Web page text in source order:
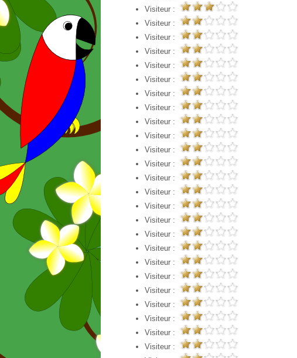
Visiteur :
Visiteur :
Visiteur :
Visiteur :
Visiteur :
Visiteur :
Visiteur :
Visiteur :
Visiteur :
Visiteur :
Visiteur :
Visiteur :
Visiteur :
Visiteur :
Visiteur :
Visiteur :
Visiteur :
Visiteur :
Visiteur :
Visiteur :
Visiteur :
Visiteur :
Visiteur :
Visiteur :
Visiteur :